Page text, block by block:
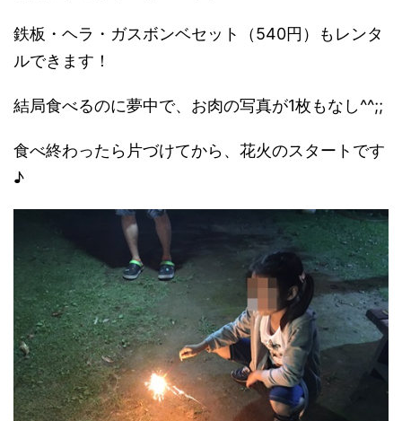
鉄板・ヘラ・ガスボンベセット（540円）もレンタ
ルできます！
結局食べるのに夢中で、お肉の写真が1枚もなし^^;;
食べ終わったら片づけてから、花火のスタートです
♪